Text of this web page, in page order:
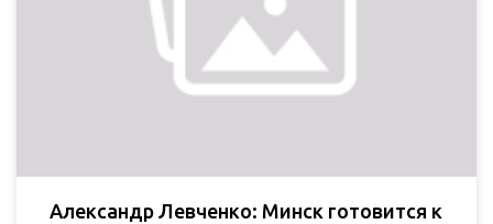
Александр Левченко: Минск готовится к